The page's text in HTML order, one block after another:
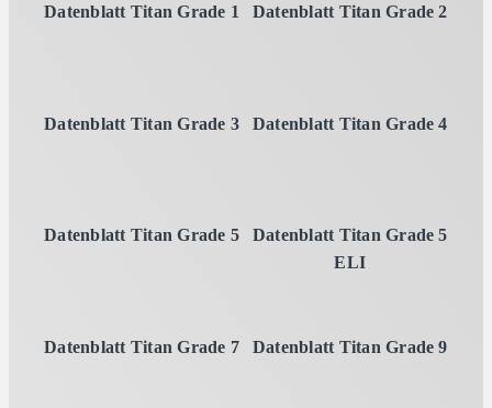
Datenblatt Titan Grade 1 Datenblatt Titan Grade 2
Datenblatt Titan Grade 3 Datenblatt Titan Grade 4
Datenblatt Titan Grade 5
Datenblatt Titan Grade 5
ELI
Datenblatt Titan Grade 7 Datenblatt Titan Grade 9